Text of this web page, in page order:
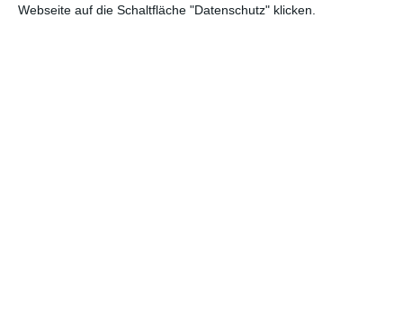
Webseite auf die Schaltfläche "Datenschutz" klicken.